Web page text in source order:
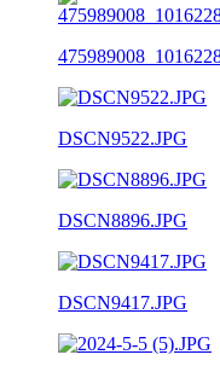
DSCN9522.JPG
DSCN8896.JPG
DSCN9417.JPG